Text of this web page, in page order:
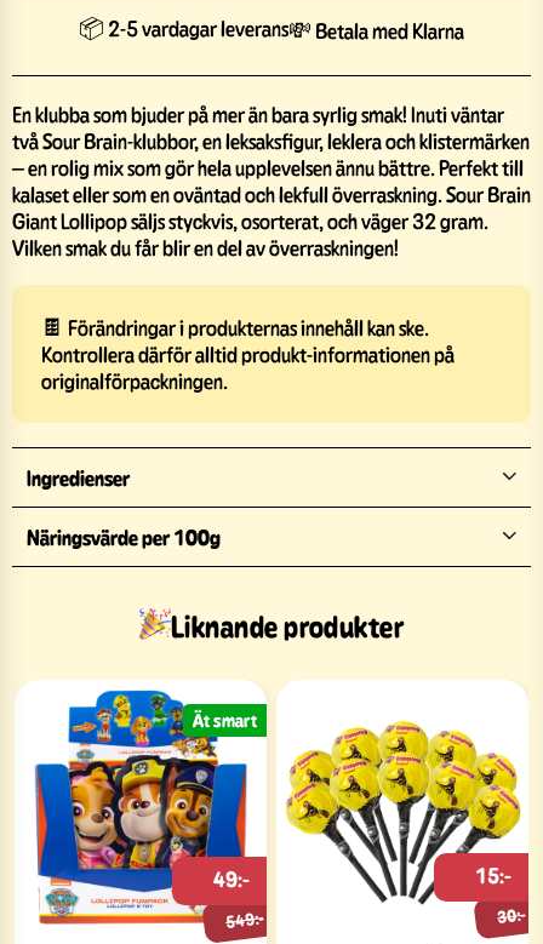
📦 2-5 vardagar leverans💸 Betala med Klarna
En klubba som bjuder på mer än bara syrlig smak! Inuti väntar
två Sour Brain-klubbor, en leksaksfigur, leklera och klistermärken
– en rolig mix som gör hela upplevelsen ännu bättre. Perfekt till
kalaset eller som en oväntad och lekfull överraskning. Sour Brain
Giant Lollipop säljs styckvis, osorterat, och väger 32 gram.
Vilken smak du får blir en del av överraskningen!
🍫 Förändringar i produkternas innehåll kan ske.
Kontrollera därför alltid produkt-informationen på
originalförpackningen.
Ingredienser
Näringsvärde per 100g
Liknande produkter
549:-
49:-
Ät smart
30:-
15:-